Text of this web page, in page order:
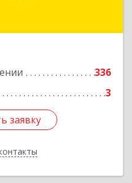
336
3
заявку
Хабаровск г, Ленина
заявку